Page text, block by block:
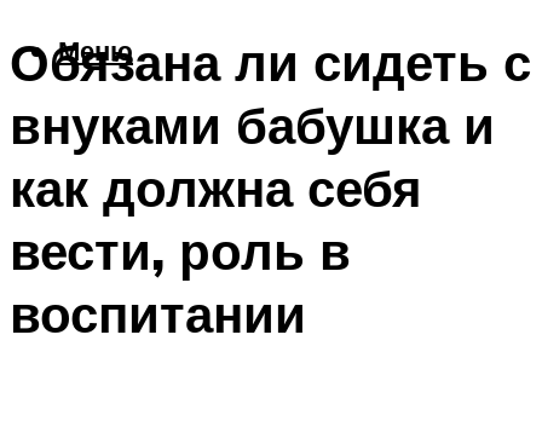
Меню
Обязана ли сидеть с
внуками бабушка и
как должна себя
вести, роль в
воспитании